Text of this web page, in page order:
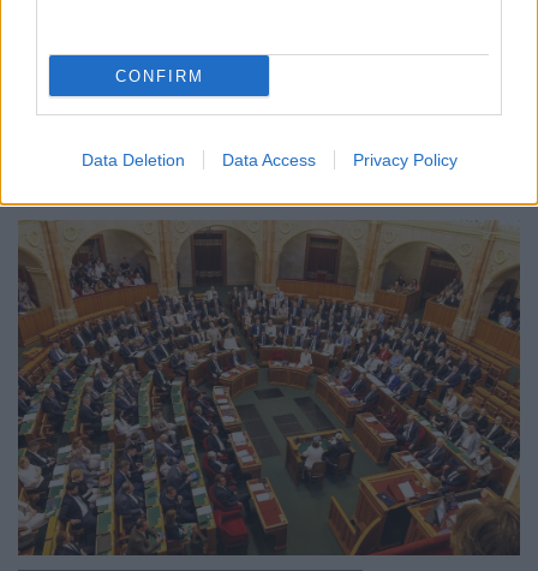
CONFIRM
Data Deletion Data Access Privacy Policy
Nem vicc! A Fidesz maradéka tényleg egy ingyenes e-mail